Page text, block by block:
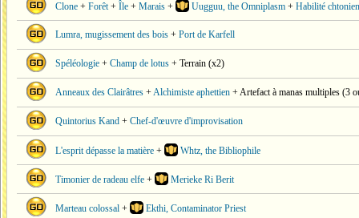
Clone + Forêt+ Île + Marais + Uugguu, the Omniplasm + Habilité
Lumra, mugissement des bois + Port de Karfell
Spéléologie + Champ de lotus + Terrain (x2)
Anneaux des Clairâtres +Alchimiste aphettien + Artefact à manas multiples (3
Quintorius Kand + Chef-d'œuvre d'improvisation
L'esprit dépasse la matière + Whtz, the Bibliophile
Timonier de radeau elfe + Merieke Ri Berit
Marteau colossal + Ekthi, Contaminator Priest